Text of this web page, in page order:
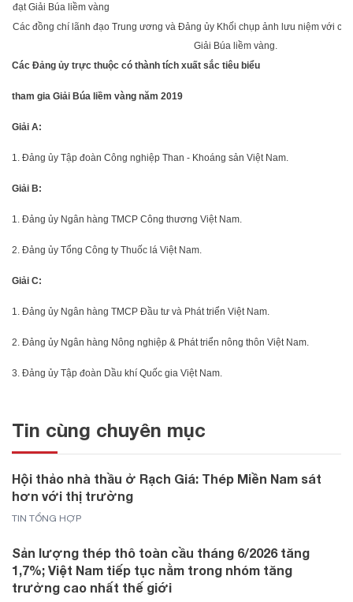
Các đồng chí lãnh đạo Trung ương và Đảng ủy Khối chụp ảnh lưu niệm với
Giải Búa liềm vàng.
Các Đảng ủy trực thuộc có thành tích xuất sắc tiêu biểu
tham gia Giải Búa liềm vàng năm 2019
Giải A:
1. Đảng ủy Tập đoàn Công nghiệp Than - Khoáng sản Việt Nam.
Giải B:
1. Đảng ủy Ngân hàng TMCP Công thương Việt Nam.
2. Đảng ủy Tổng Công ty Thuốc lá Việt Nam.
Giải C:
1. Đảng ủy Ngân hàng TMCP Đầu tư và Phát triển Việt Nam.
2. Đảng ủy Ngân hàng Nông nghiệp & Phát triển nông thôn Việt Nam.
3. Đảng ủy Tập đoàn Dầu khí Quốc gia Việt Nam.
Tin cùng chuyên mục
Hội thảo nhà thầu ở Rạch Giá: Thép Miền Nam sát
hơn với thị trường
TIN TỔNG HỢP
Sản lượng thép thô toàn cầu tháng 6/2026 tăng
1,7%; Việt Nam tiếp tục nằm trong nhóm tăng
trưởng cao nhất thế giới